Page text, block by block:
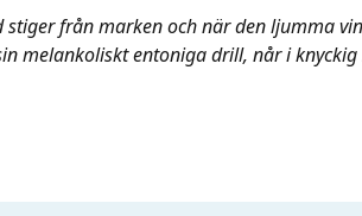
stiger från marken och när den ljumma
melankoliskt entoniga drill, når i